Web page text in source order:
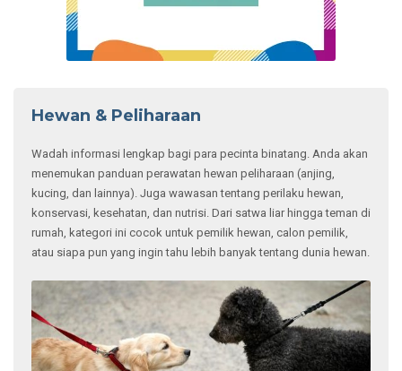
Hewan & Peliharaan
Wadah informasi lengkap bagi para pecinta binatang. Anda akan
menemukan panduan perawatan hewan peliharaan (anjing,
kucing, dan lainnya). Juga wawasan tentang perilaku hewan,
konservasi, kesehatan, dan nutrisi. Dari satwa liar hingga teman di
rumah, kategori ini cocok untuk pemilik hewan, calon pemilik,
atau siapa pun yang ingin tahu lebih banyak tentang dunia hewan.